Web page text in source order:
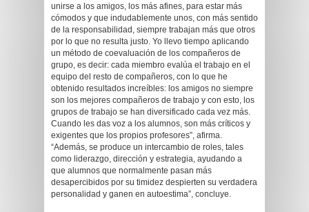
unirse a los amigos, los más afines, para estar más
cómodos y que indudablemente unos, con más sentido
de la responsabilidad, siempre trabajan más que otros
por lo que no resulta justo. Yo llevo tiempo aplicando
un método de coevaluación de los compañeros de
grupo, es decir: cada miembro evalúa el trabajo en el
equipo del resto de compañeros, con lo que he
obtenido resultados increíbles: los amigos no siempre
son los mejores compañeros de trabajo y con esto, los
grupos de trabajo se han diversificado cada vez más.
Cuando les das voz a los alumnos, son más críticos y
exigentes que los propios profesores”, afirma.
“Además, se produce un intercambio de roles, tales
como liderazgo, dirección y estrategia, ayudando a
que alumnos que normalmente pasan más
desapercibidos por su timidez despierten su verdadera
personalidad y ganen en autoestima”, concluye.